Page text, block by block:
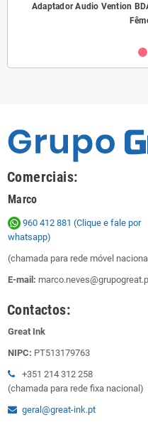
Adaptador Audio Vention
Comerciais:
Marco
960 412 881 (Clique e fale por
whatsapp)
(chamada para rede móvel
E-mail:
Contactos:
Great Ink
NIPC: PT513179763
+351 214 312 258
(chamada para rede fixa nacional)
geral@great-ink.pt